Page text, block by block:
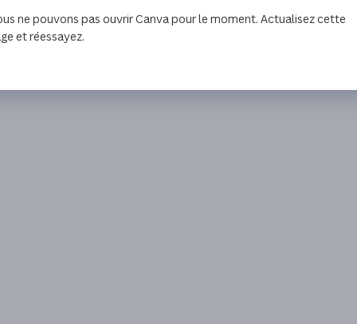
ne pouvons pas ouvrir Canva pour le moment. Actualisez cette
et réessayez.